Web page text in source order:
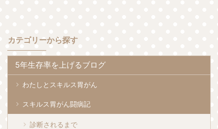
カテゴリーから探す
5年生存率を上げるブログ
わたしとスキルス胃がん
スキルス胃がん闘病記
診断されるまで